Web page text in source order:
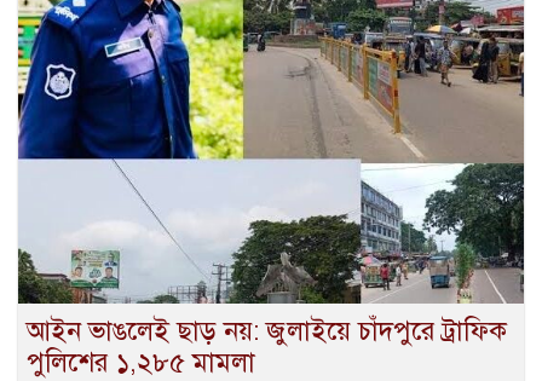
আইন ভাঙলেই ছাড় নয়: জুলাইয়ে চাঁদপুরে ট্রাফিক
পুলিশের ১,২৮৫ মামলা